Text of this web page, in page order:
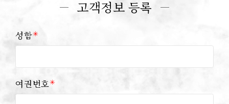
고객정보 등록
성함✳︎
여권번호✳︎